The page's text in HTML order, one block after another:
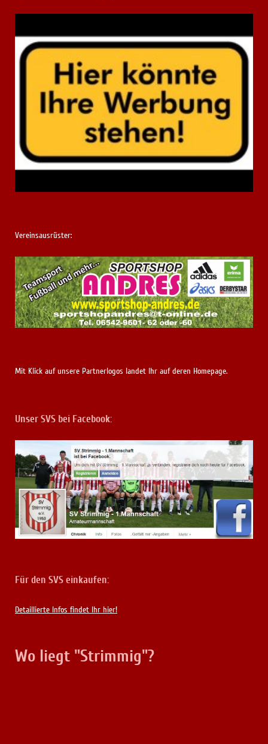
Vereinsausrüster:
Mit Klick auf unsere Partnerlogos landet Ihr auf deren Homepage.
Unser SVS bei Facebook:
Für den SVS einkaufen:
Detaillierte Infos findet Ihr hier!
Wo liegt "Strimmig"?